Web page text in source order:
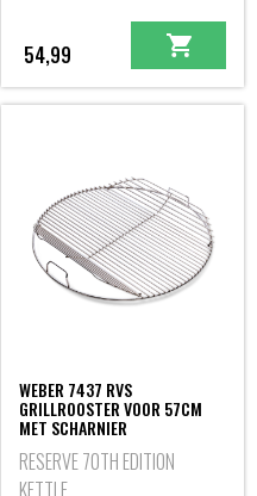
54,99
WEBER 7437 RVS
GRILLROOSTER VOOR 57CM
MET SCHARNIER
RESERVE 70TH EDITION